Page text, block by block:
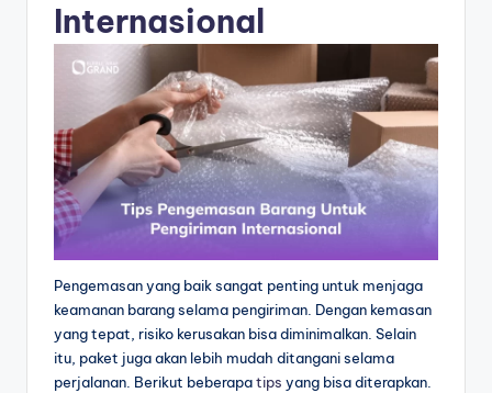
Internasional
Pengemasan yang baik sangat penting untuk menjaga
keamanan barang selama pengiriman. Dengan kemasan
yang tepat, risiko kerusakan bisa diminimalkan. Selain
itu, paket juga akan lebih mudah ditangani selama
perjalanan. Berikut beberapatips yang bisa diterapkan.